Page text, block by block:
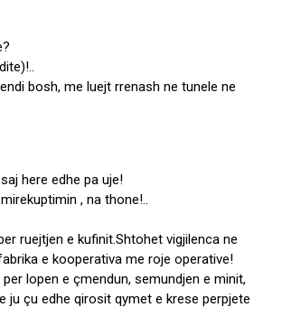
bosh, me luejt rrenash ne tunele ne
here edhe pa uje!
, na thone!..
ruejtjen e kufinit.Shtohet vigjilenca ne
e kooperativa me roje operative!
lopen e çmendun, semundjen e minit,
ju çu edhe qirosit qymet e krese perpjete